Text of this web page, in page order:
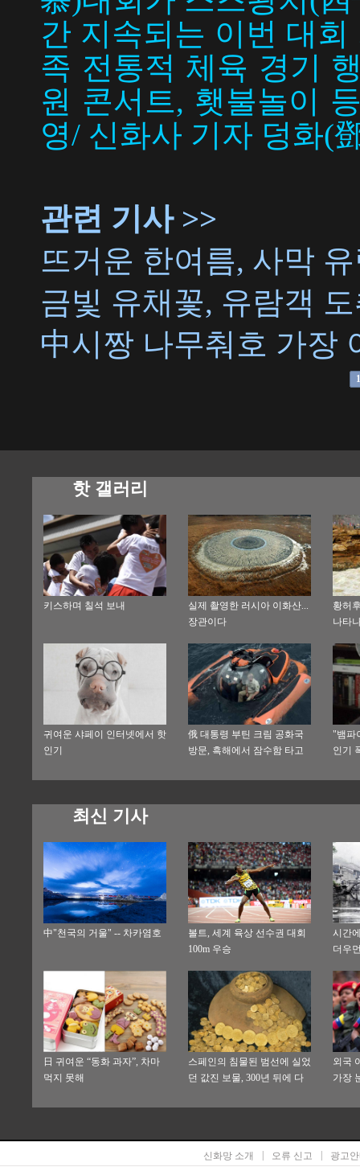
간 지속되는 이번 대
족 전통적 체육 경기
원 콘서트, 횃불놀이
영/ 신화사 기자 덩화(
관련 기사 >>
뜨거운 한여름, 사막
금빛 유채꽃, 유람객
中시짱 나무춰호 가장
1
핫 갤러리
키스하며 칠석 보내
실제 촬영한 러시아 이화산...
장관이다
황허
나타
귀여운 샤페이 인터넷에서 핫
인기
俄 대통령 부틴 크림 공화국
방문, 흑해에서 잠수함 타고
"뱀파
인기
최신 기사
中"천국의 거울" -- 차카염호
볼트, 세계 육상 선수권 대회
100m 우승
시간
더우
日 귀여운 “동화 과자”, 차마
먹지 못해
스페인의 침물된 범선에 실었
던 값진 보물, 300년 뒤에 다
외국
가장